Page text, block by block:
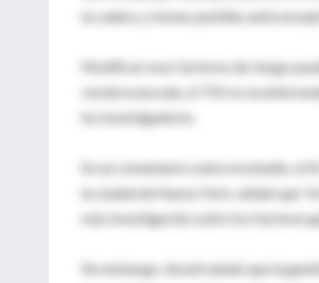
la cadera, y tomar pastillas
Modificar esos factores de riesgo
cerebrovascular, el TEV es la
los investigadores.
En un comentario sobre el estudio,
la ciudad de Nueva York, señaló que
más investigación sobre los factores
Sin embargo, Ansell señaló que la